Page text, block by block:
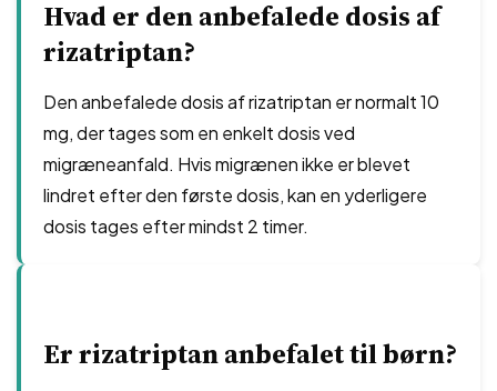
Hvad er den anbefalede dosis af
rizatriptan?
Den anbefalede dosis af rizatriptan er normalt 10
mg, der tages som en enkelt dosis ved
migræneanfald. Hvis migrænen ikke er blevet
lindret efter den første dosis, kan en yderligere
dosis tages efter mindst 2 timer.
Er rizatriptan anbefalet til børn?